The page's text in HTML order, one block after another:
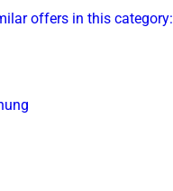
offers in this category: